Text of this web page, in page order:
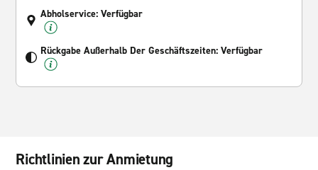
Abholservice: Verfügbar
Rückgabe Außerhalb Der Geschäftszeiten: Verfügbar
Richtlinien zur Anmietung